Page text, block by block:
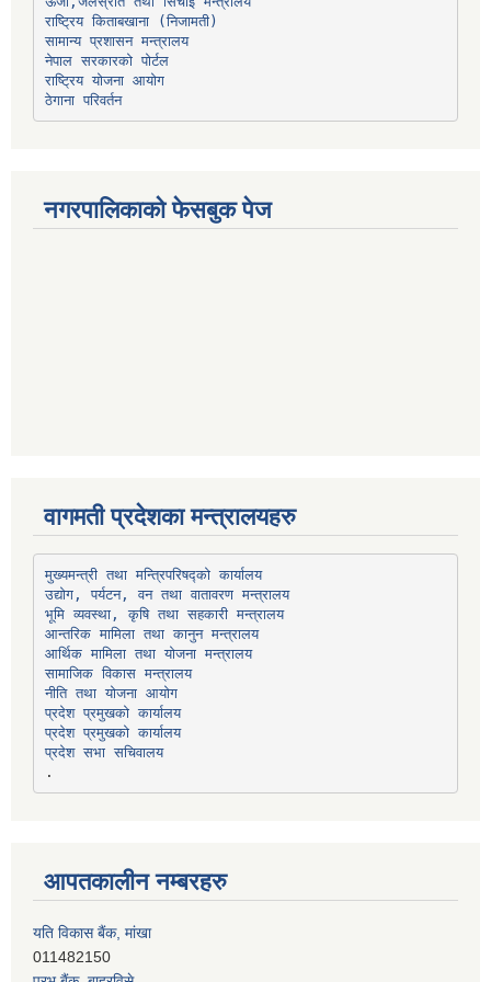
सामान्य प्रशासन मन्त्रालय
नेपाल सरकारको पोर्टल
राष्ट्रिय योजना आयोग
ठेगाना परिवर्तन
नगरपालिकाको फेसबुक पेज
वागमती प्रदेशका मन्त्रालयहरु
मुख्यमन्त्री तथा मन्त्रिपरिषद्को कार्यालय
उद्योग, पर्यटन, वन तथा वातावरण मन्त्रालय
भूमि व्यवस्था, कृषि तथा सहकारी मन्त्रालय
आन्तरिक मामिला तथा कानुन मन्त्रालय
आर्थिक मामिला तथा योजना मन्त्रालय
सामाजिक विकास मन्त्रालय
नीति तथा योजना आयोग
प्रदेश प्रमुखको कार्यालय
प्रदेश प्रमुखको कार्यालय
प्रदेश सभा सचिवालय
आपतकालीन नम्बरहरु
यति विकास बैंक, मांखा
011482150